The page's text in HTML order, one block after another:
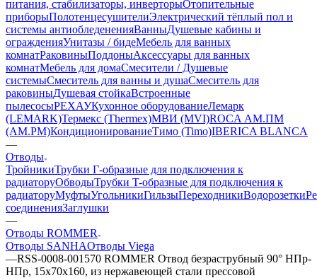
питания, стабилизаторы, инверторыОтопительные
приборыПолотенцесушителиЭлектрический тёплый пол и
системы антиобледененияВанныДушевые кабины и
огражденияУнитазы / бидеМебель для ванных
комнатРаковиныПоддоныАксессуары для ванных
комнатМебель для домаСмесители / Душевые
системыСмеситель для ванны и душаСмеситель для
раковиныДушевая стойкаВстроенные
пылесосыРЕХАУКухонное оборудованиеЛемарк
(LEMARK)Термекс (Thermex)МВИ (MVI)ROCA АМ.ПМ
(AM.PM)КондиционированиеТимо (Timo)IBERICA BLANCA
—
Отводы
ТройникиТрубки Г-образные для подключения к
радиаторуОбводыТрубки T-образные для подключения к
радиаторуМуфтыУгольникиГильзыПереходникиВодорозетки
соединенияЗаглушки
—
Отводы ROMMER
Отводы SANHAОтводы Viega
—RSS-0008-001570 ROMMER Отвод безраструбный 90° НПр-
НПр, 15х70х160, из нержавеющей стали прессовой